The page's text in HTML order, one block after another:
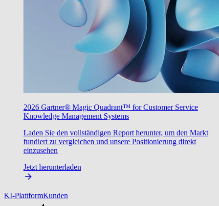
2026 Gartner® Magic Quadrant™ for Customer Service
Knowledge Management Systems
Laden Sie den vollständigen Report herunter, um den Markt
fundiert zu vergleichen und unsere Positionierung direkt
einzusehen
Jetzt herunterladen
KI-PlattformKunden